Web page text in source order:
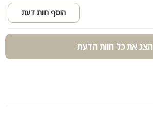
הוסף חוות דעת
הצג את כל חוות הדעת